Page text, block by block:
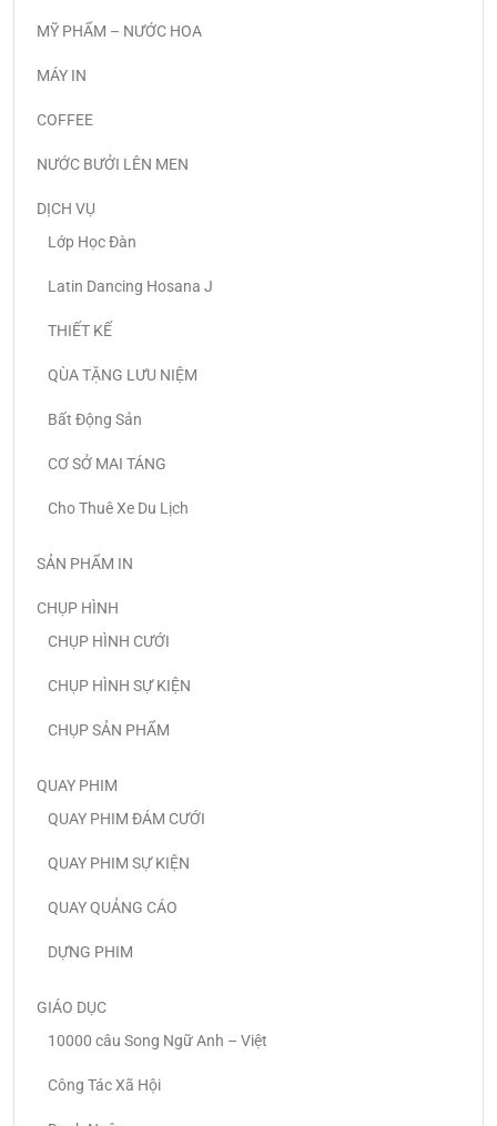
MỸ PHẨM – NƯỚC HOA
MÁY IN
COFFEE
NƯỚC BƯỞI LÊN MEN
DỊCH VỤ
Lớp Học Đàn
Latin Dancing Hosana J
THIẾT KẾ
QÙA TẶNG LƯU NIỆM
Bất Động Sản
CƠ SỞ MAI TÁNG
Cho Thuê Xe Du Lịch
SẢN PHẨM IN
CHỤP HÌNH
CHỤP HÌNH CƯỚI
CHỤP HÌNH SỰ KIỆN
CHỤP SẢN PHẨM
QUAY PHIM
QUAY PHIM ĐÁM CƯỚI
QUAY PHIM SỰ KIỆN
QUAY QUẢNG CÁO
DỰNG PHIM
GIÁO DỤC
10000 câu Song Ngữ Anh – Việt
Công Tác Xã Hội